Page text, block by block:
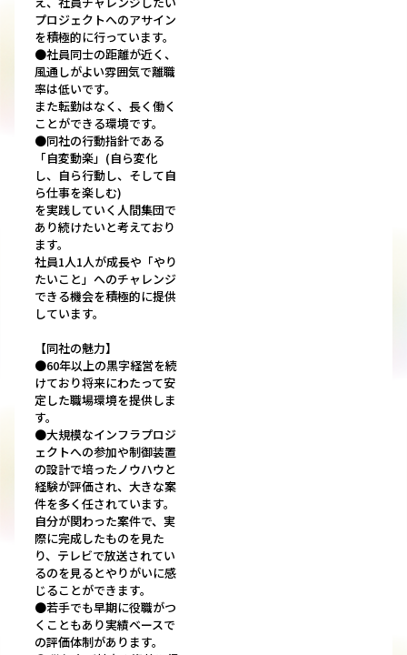
プロジェクトへのアサイン
を積極的に行っています。
●社員同士の距離が近く、
風通しがよい雰囲気で離職
率は低いです。
また転勤はなく、長く働く
ことができる環境です。
●同社の行動指針である
「自変動楽」(自ら変化
し、自ら行動し、そして自
ら仕事を楽しむ)
を実践していく人間集団で
あり続けたいと考えており
ます。
社員1人1人が成長や「やり
たいこと」へのチャレンジ
できる機会を積極的に提供
しています。
【同社の魅力】
●60年以上の黒字経営を続
けており将来にわたって安
定した職場環境を提供しま
す。
●大規模なインフラプロジ
ェクトへの参加や制御装置
の設計で培ったノウハウと
経験が評価され、大きな案
件を多く任されています。
自分が関わった案件で、実
際に完成したものを見た
り、テレビで放送されてい
るのを見るとやりがいに感
じることができます。
●若手でも早期に役職がつ
くこともあり実績ベースで
の評価体制があります。